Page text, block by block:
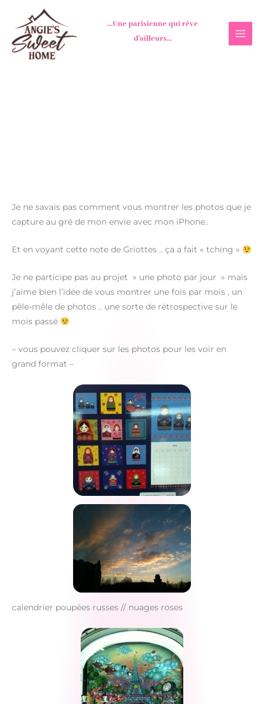
contenu
...Une parisienne qui rêve
d'ailleurs...
Je ne savais pas comment vous montrer les photos que je
capture au gré de mon envie avec mon iPhone..
Et en voyant cette note de Griottes .. ça a fait « tching »
Je ne participe pas au projet » une photo par jour » mais
j’aime bien l’idée de vous montrer une fois par mois , un
pêle-mêle de photos .. une sorte de rétrospective sur le
mois passé
– vous pouvez cliquer sur les photos pour les voir en
grand format –
calendrier poupées russes // nuages roses